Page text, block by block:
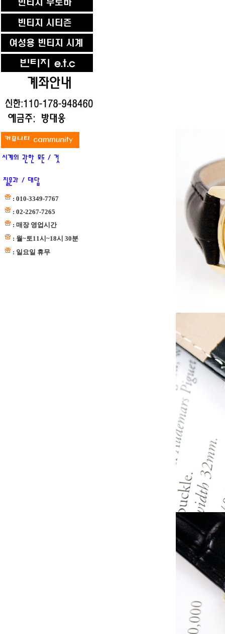
: 010-3349-7767
: 02-2267-7265
: 매장 영업시간
: 월~토11시~18시 30분
: 일요일 휴무